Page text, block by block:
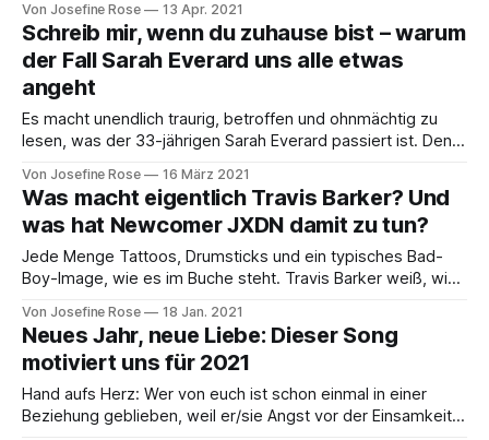
Medien zeigt nur zu häufig, dass der Ton in unserer
Gesellschaft rauer geworden ist und noch mehr: Auch ein
Blick auf die Charts, die ganz
Von Josefine Rose 13 Apr. 2021
Schreib mir, wenn du zuhause bist – warum
der Fall Sarah Everard uns alle etwas
angeht
Es macht unendlich traurig, betroffen und ohnmächtig zu
lesen, was der 33-jährigen Sarah Everard passiert ist. Denn
Sarah Everard geschehen ist, uns allen passieren kann.
Dabei wollte sie einfach nur nach Hause gehen, nachdem
sie sich
Von Josefine Rose 16 März 2021
Was macht eigentlich Travis Barker? Und
was hat Newcomer JXDN damit zu tun?
Jede Menge Tattoos, Drumsticks und ein typisches Bad-
Boy-Image, wie es im Buche steht. Travis Barker weiß, wie
obwohl seine großen Erfolge mit Blink 182
zugegebenermaßen inzwischen einige Jährchen
zurückliegen. Doch was macht Travis Barker inzwischen
eigentlich? So viel
Von Josefine Rose 18 Jan. 2021
Neues Jahr, neue Liebe: Dieser Song
motiviert uns für 2021
Hand aufs Herz: Wer von euch ist schon einmal in einer
Beziehung geblieben, weil er/sie Angst vor der Einsamkeit